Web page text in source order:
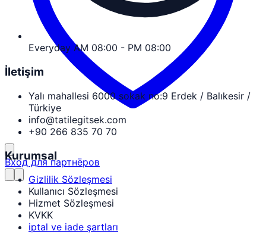
Вход для партнёров
Everyday AM 08:00 - PM 08:00
İletişim
Yalı mahallesi 6000 sokak no:9 Erdek / Balıkesir /
Türkiye
info@tatilegitsek.com
+90 266 835 70 70
Kurumsal
Gizlilik Sözleşmesi
Kullanıcı Sözleşmesi
Hizmet Sözleşmesi
KVKK
iptal ve iade şartları